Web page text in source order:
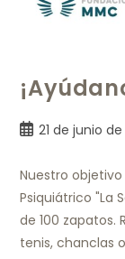
21 de junio
Nuestro
Psiquiátrico "La
de 100 zapatos.
tenis, chanclas